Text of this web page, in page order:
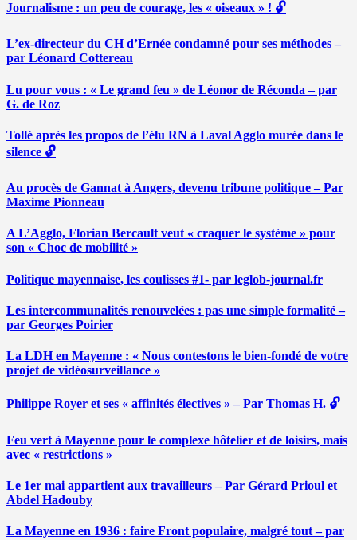
Journalisme : un peu de courage, les « oiseaux » ! 🔓
L’ex-directeur du CH d’Ernée condamné pour ses méthodes –
par Léonard Cottereau
Lu pour vous : « Le grand feu » de Léonor de Réconda – par
G. de Roz
Tollé après les propos de l’élu RN à Laval Agglo murée dans le
silence 🔓
Au procès de Gannat à Angers, devenu tribune politique – Par
Maxime Pionneau
A L’Agglo, Florian Bercault veut « craquer le système » pour
son « Choc de mobilité »
Politique mayennaise, les coulisses #1- par leglob-journal.fr
Les intercommunalités renouvelées : pas une simple formalité –
par Georges Poirier
La LDH en Mayenne : « Nous contestons le bien-fondé de votre
projet de vidéosurveillance »
Philippe Royer et ses « affinités électives » – Par Thomas H. 🔓
Feu vert à Mayenne pour le complexe hôtelier et de loisirs, mais
avec « restrictions »
Le 1er mai appartient aux travailleurs – Par Gérard Prioul et
Abdel Hadouby
La Mayenne en 1936 : faire Front populaire, malgré tout – par